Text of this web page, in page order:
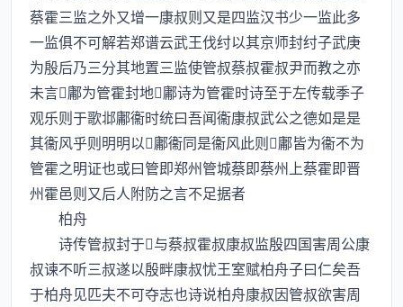
蔡霍三监之外又增一康叔则又是四监汉书少一监此多
一监俱不可解若郑谱云武王伐纣以其京师封纣子武庚
为殷后乃三分其地置三监使管叔蔡叔霍叔尹而教之亦
未言鄘为管霍封地鄘诗为管霍时诗至于左传载季子
观乐则于歌邶鄘衞时统曰吾闻衞康叔武公之德如是是
其衞风乎则明明以鄘衞同是衞风此则鄘皆为衞不为
管霍之明证也或曰管即郑州管城蔡即蔡州上蔡霍即晋
州霍邑则又后人附防之言不足据者
柏舟
诗传管叔封于与蔡叔霍叔康叔监殷四国害周公康
叔谏不听三叔遂以殷畔康叔忧王室赋柏舟子曰仁矣吾
于柏舟见匹夫不可夺志也诗说柏舟康叔因管叔欲害周